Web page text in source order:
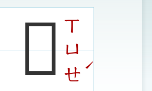
示
𥀣ㄒ
ㄩ
ㄝ
ˊ